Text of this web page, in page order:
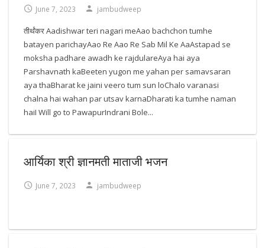
June 7, 2023 jambudweep
तीर्थंकर Aadishwar teri nagari meAao bachchon tumhe
batayen parichayAao Re Aao Re Sab Mil Ke AaAstapad se
moksha padhare awadh ke rajdulareAya hai aya
Parshavnath kaBeeten yugon me yahan per samavsaran
aya thaBharat ke jaini veero tum sun loChalo varanasi
chalna hai wahan par utsav karnaDharati ka tumhe naman
haiI Will go to PawapurIndrani Bole...
आर्यिका श्री ज्ञानमती माताजी भजन
June 7, 2023 jambudweep